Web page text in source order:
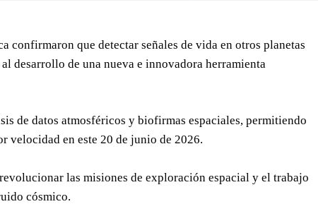
confirmaron que detectar señales de vida en otros planetas
desarrollo de una nueva e innovadora herramienta
de datos atmosféricos y biofirmas espaciales, permitiendo
velocidad en este 20 de junio de 2026.
las misiones de exploración espacial y el trabajo
cósmico.